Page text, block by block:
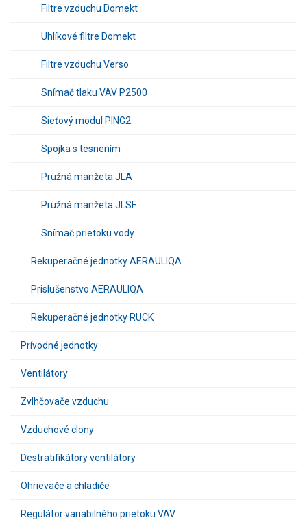
Filtre vzduchu Domekt
Uhlíkové filtre Domekt
Filtre vzduchu Verso
Snímač tlaku VAV P2500
Sieťový modul PING2.
Spojka s tesnením
Pružná manžeta JLA
Pružná manžeta JLSF
Snímač prietoku vody
Rekuperačné jednotky AERAULIQA
Prislušenstvo AERAULIQA
Rekuperačné jednotky RUCK
Prívodné jednotky
Ventilátory
Zvlhčovače vzduchu
Vzduchové clony
Destratifikátory ventilátory
Ohrievače a chladiče
Regulátor variabilného prietoku VAV